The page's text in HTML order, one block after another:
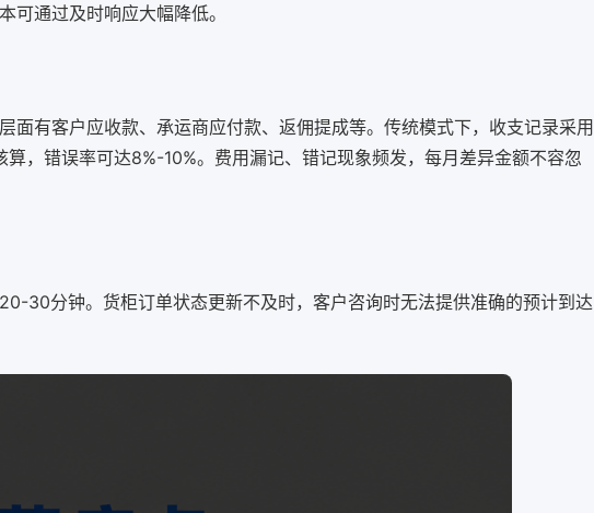
通过及时响应大幅降低。
有客户应收款、承运商应付款、返佣提成等。传统模式下，收支记录采用
，错误率可达8%-10%。费用漏记、错记现象频发，每月差异金额不容忽
30分钟。货柜订单状态更新不及时，客户咨询时无法提供准确的预计到达